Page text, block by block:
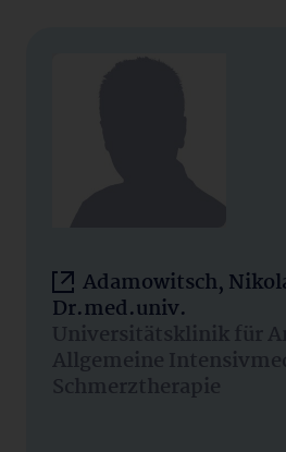
Adamowitsch,
Dr.med.univ.
Universitätsklinik für
Allgemeine
Schmerztherapie